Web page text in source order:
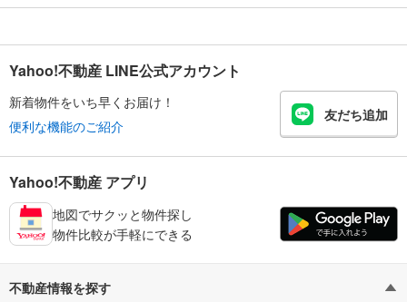
Yahoo!不動産 LINE公式アカウント
新着物件をいち早くお届け！
便利な機能のご紹介
友だち追加
Yahoo!不動産 アプリ
地図でサクッと物件探し
物件比較が手軽にできる
不動産情報を探す